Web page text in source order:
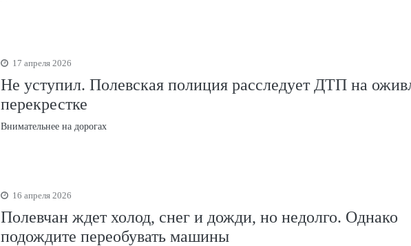
17 апреля 2026
Не уступил. Полевская полиция расследует ДТП на
перекрестке
Внимательнее на дорогах
16 апреля 2026
Полевчан ждет холод, снег и дожди, но недолго. Однако
подождите переобувать машины